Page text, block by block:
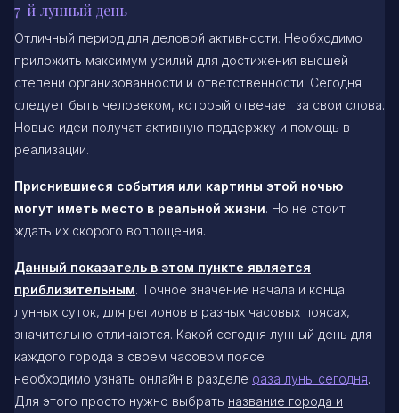
7-й лунный день
Отличный период для деловой активности. Необходимо
приложить максимум усилий для достижения высшей
степени организованности и ответственности. Сегодня
следует быть человеком, который отвечает за свои слова.
Новые идеи получат активную поддержку и помощь в
реализации.
Приснившиеся события или картины этой ночью
могут иметь место в реальной жизни. Но не стоит
ждать их скорого воплощения.
Данный показатель в этом пункте является
приблизительным. Точное значение начала и конца
лунных суток, для регионов в разных часовых поясах,
значительно отличаются. Какой сегодня лунный день для
каждого города в своем часовом поясе
необходимо узнать онлайн в разделе фаза луны сегодня.
Для этого просто нужно выбрать название города и